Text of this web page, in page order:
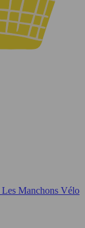
Les Manchons Vélo